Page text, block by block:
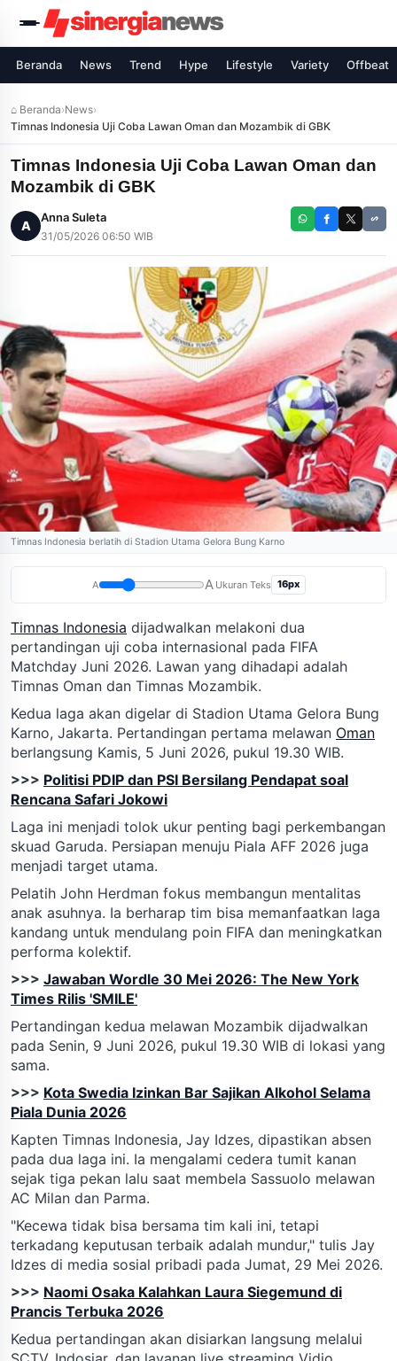
Beranda News Trend Hype Lifestyle Variety Offbeat
⌂ Beranda›News›
Timnas Indonesia Uji Coba Lawan Oman dan Mozambik di GBK
Timnas Indonesia Uji Coba Lawan Oman dan
Mozambik di GBK
A
Anna Suleta
31/05/2026 06:50 WIB
Timnas Indonesia berlatih di Stadion Utama Gelora Bung Karno
A A Ukuran Teks 16px
Timnas Indonesia dijadwalkan melakoni dua
pertandingan uji coba internasional pada FIFA
Matchday Juni 2026. Lawan yang dihadapi adalah
Timnas Oman dan Timnas Mozambik.
Kedua laga akan digelar di Stadion Utama Gelora Bung
Karno, Jakarta. Pertandingan pertama melawan Oman
berlangsung Kamis, 5 Juni 2026, pukul 19.30 WIB.
>>> Politisi PDIP dan PSI Bersilang Pendapat soal
Rencana Safari Jokowi
Laga ini menjadi tolok ukur penting bagi perkembangan
skuad Garuda. Persiapan menuju Piala AFF 2026 juga
menjadi target utama.
Pelatih John Herdman fokus membangun mentalitas
anak asuhnya. Ia berharap tim bisa memanfaatkan laga
kandang untuk mendulang poin FIFA dan meningkatkan
performa kolektif.
>>> Jawaban Wordle 30 Mei 2026: The New York
Times Rilis 'SMILE'
Pertandingan kedua melawan Mozambik dijadwalkan
pada Senin, 9 Juni 2026, pukul 19.30 WIB di lokasi yang
sama.
>>> Kota Swedia Izinkan Bar Sajikan Alkohol Selama
Piala Dunia 2026
Kapten Timnas Indonesia, Jay Idzes, dipastikan absen
pada dua laga ini. Ia mengalami cedera tumit kanan
sejak tiga pekan lalu saat membela Sassuolo melawan
AC Milan dan Parma.
"Kecewa tidak bisa bersama tim kali ini, tetapi
terkadang keputusan terbaik adalah mundur," tulis Jay
Idzes di media sosial pribadi pada Jumat, 29 Mei 2026.
>>> Naomi Osaka Kalahkan Laura Siegemund di
Prancis Terbuka 2026
Kedua pertandingan akan disiarkan langsung melalui